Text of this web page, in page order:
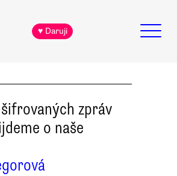
♥ Daruji
zpráv
o naše